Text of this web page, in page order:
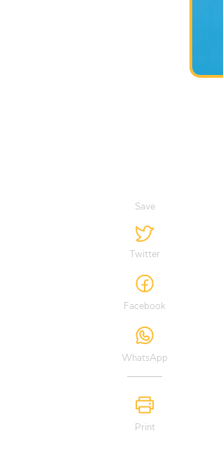
Save
Twitter
Facebook
WhatsApp
Print